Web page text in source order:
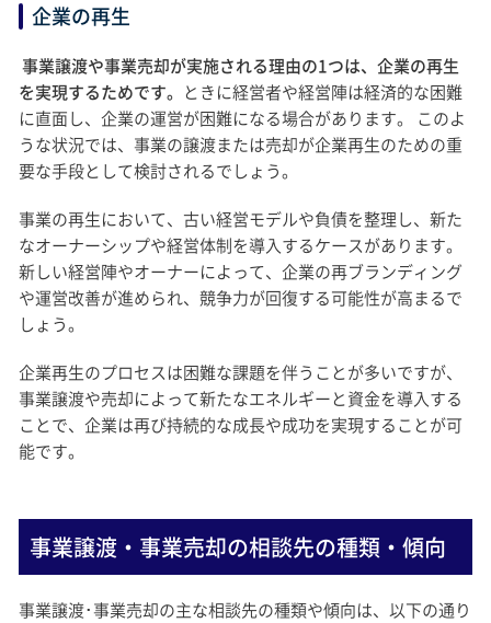
企業の再生
事業譲渡や事業売却が実施される理由の1つは、企業の再生
を実現するためです。 ときに経営者や経営陣は経済的な困難
に直面し、企業の運営が困難になる場合があります。 このよ
うな状況では、事業の譲渡または売却が企業再生のための重
要な手段として検討されるでしょう。
事業の再生において、古い経営モデルや負債を整理し、新た
なオーナーシップや経営体制を導入するケースがあります。
新しい経営陣やオーナーによって、企業の再ブランディング
や運営改善が進められ、競争力が回復する可能性が高まるで
しょう。
企業再生のプロセスは困難な課題を伴うことが多いですが、
事業譲渡や売却によって新たなエネルギーと資金を導入する
ことで、企業は再び持続的な成長や成功を実現することが可
能です。
事業譲渡・事業売却の相談先の種類・傾向
事業譲渡･事業売却の主な相談先の種類や傾向は、以下の通り